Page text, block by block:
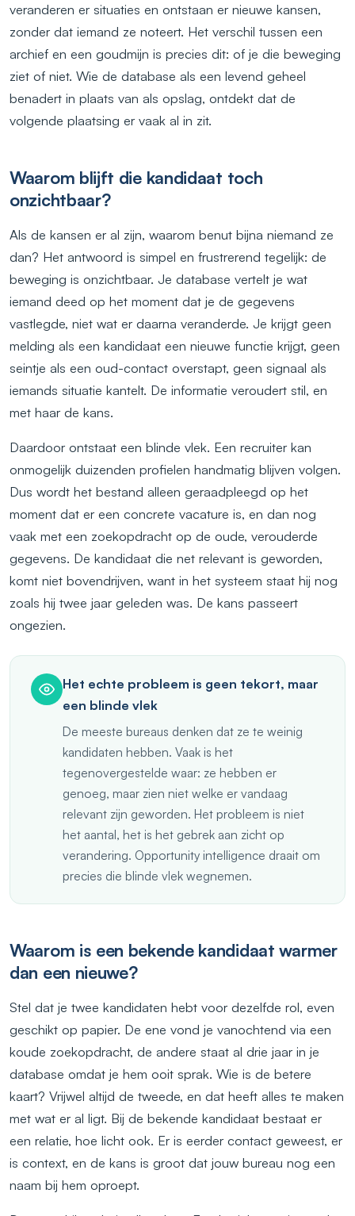
veranderen er situaties en ontstaan er nieuwe kansen,
zonder dat iemand ze noteert. Het verschil tussen een
archief en een goudmijn is precies dit: of je die beweging
ziet of niet. Wie de database als een levend geheel
benadert in plaats van als opslag, ontdekt dat de
volgende plaatsing er vaak al in zit.
Waarom blijft die kandidaat toch
onzichtbaar?
Als de kansen er al zijn, waarom benut bijna niemand ze
dan? Het antwoord is simpel en frustrerend tegelijk: de
beweging is onzichtbaar. Je database vertelt je wat
iemand deed op het moment dat je de gegevens
vastlegde, niet wat er daarna veranderde. Je krijgt geen
melding als een kandidaat een nieuwe functie krijgt, geen
seintje als een oud-contact overstapt, geen signaal als
iemands situatie kantelt. De informatie veroudert stil, en
met haar de kans.
Daardoor ontstaat een blinde vlek. Een recruiter kan
onmogelijk duizenden profielen handmatig blijven volgen.
Dus wordt het bestand alleen geraadpleegd op het
moment dat er een concrete vacature is, en dan nog
vaak met een zoekopdracht op de oude, verouderde
gegevens. De kandidaat die net relevant is geworden,
komt niet bovendrijven, want in het systeem staat hij nog
zoals hij twee jaar geleden was. De kans passeert
ongezien.
Het echte probleem is geen tekort, maar
een blinde vlek
De meeste bureaus denken dat ze te weinig
kandidaten hebben. Vaak is het
tegenovergestelde waar: ze hebben er
genoeg, maar zien niet welke er vandaag
relevant zijn geworden. Het probleem is niet
het aantal, het is het gebrek aan zicht op
verandering. Opportunity intelligence draait om
precies die blinde vlek wegnemen.
Waarom is een bekende kandidaat warmer
dan een nieuwe?
Stel dat je twee kandidaten hebt voor dezelfde rol, even
geschikt op papier. De ene vond je vanochtend via een
koude zoekopdracht, de andere staat al drie jaar in je
database omdat je hem ooit sprak. Wie is de betere
kaart? Vrijwel altijd de tweede, en dat heeft alles te maken
met wat er al ligt. Bij de bekende kandidaat bestaat er
een relatie, hoe licht ook. Er is eerder contact geweest, er
is context, en de kans is groot dat jouw bureau nog een
naam bij hem oproept.